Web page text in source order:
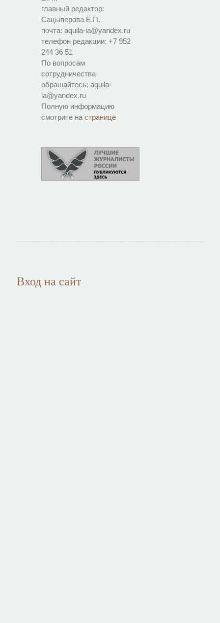
главный редактор:
Сацыперова Ё.П.
почта: aquila-ia@yandex.ru
телефон редакции: +7 952
244 36 51
По вопросам
сотрудничества
обращайтесь: aquila-
ia@yandex.ru
Полную информацию
смотрите на странице
Вход на сайт